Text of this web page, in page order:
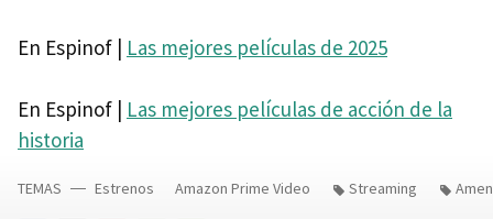
En Espinof | Las mejores películas de 2025
En Espinof | Las mejores películas de acción de la
historia
TEMAS Estrenos Amazon Prime Video Streaming